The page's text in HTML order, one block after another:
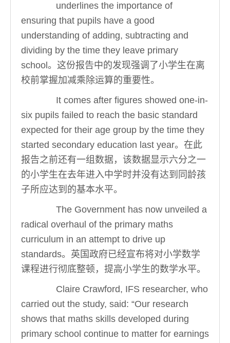
underlines the importance of
ensuring that pupils have a good
understanding of adding, subtracting and
dividing by the time they leave primary
school。这份报告中的发现强调了小学生在离
校前掌握加减乘除运算的重要性。
It comes after figures showed one-in-
six pupils failed to reach the basic standard
expected for their age group by the time they
started secondary education last year。在此
报告之前还有一组数据，该数据显示六分之一
的小学生在去年进入中学时并没有达到同龄孩
子所应达到的基本水平。
The Government has now unveiled a
radical overhaul of the primary maths
curriculum in an attempt to drive up
standards。英国政府已经宣布将对小学数学
课程进行彻底整顿，提高小学生的数学水平。
Claire Crawford, IFS researcher, who
carried out the study, said: “Our research
shows that maths skills developed during
primary school continue to matter for earnings